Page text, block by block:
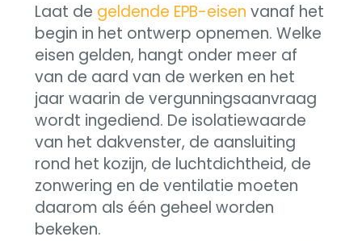
Laat de geldende EPB-eisen vanaf het
begin in het ontwerp opnemen. Welke
eisen gelden, hangt onder meer af
van de aard van de werken en het
jaar waarin de vergunningsaanvraag
wordt ingediend. De isolatiewaarde
van het dakvenster, de aansluiting
rond het kozijn, de luchtdichtheid, de
zonwering en de ventilatie moeten
daarom als één geheel worden
bekeken.